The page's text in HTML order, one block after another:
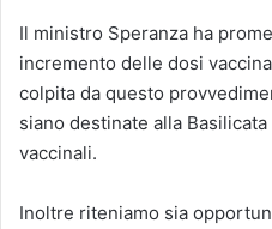
Il ministro Speranza ha
incremento delle dosi
colpita da questo
siano destinate alla
vaccinali.
Inoltre riteniamo sia